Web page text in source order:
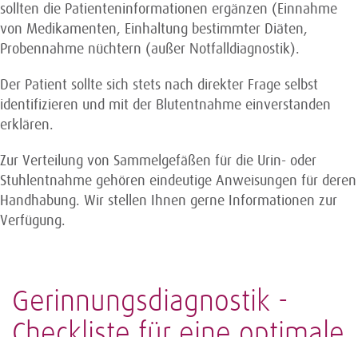
sollten die Patienteninformationen ergänzen (Einnahme
von Medikamenten, Einhaltung bestimmter Diäten,
Probennahme nüchtern (außer Notfalldiagnostik).
Der Patient sollte sich stets nach direkter Frage selbst
identifizieren und mit der Blutentnahme einverstanden
erklären.
Zur Verteilung von Sammelgefäßen für die Urin- oder
Stuhlentnahme gehören eindeutige Anweisungen für deren
Handhabung. Wir stellen Ihnen gerne Informationen zur
Verfügung.
Gerinnungsdiagnostik -